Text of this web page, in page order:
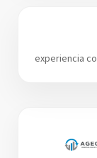
experiencia